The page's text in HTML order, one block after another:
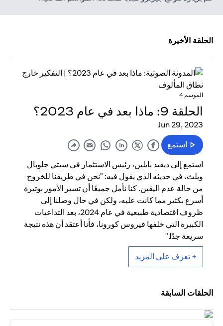
الحلقة الأخيرة
الموسم 4
الحلقة 9: ماذا بعد في عام 2023؟
Jun 29, 2023
استمع
استمع إلى ديفيد بايلين، رئيس الاستثمار في سيتي جلوبال
ويلث، في حديثه الذي يقول فيه: "نحن في طريقنا للخروج
من حالة عدم اليقين. كنا نأمل جميعًا أن تسير الأمور بوتيرة
أسرع بكثير مما كانت عليه، ولكن في حال وصلنا إلى
ظروف اقتصادية طبيعية في عام 2024، بعد التداعيات
الكبيرة التي خلفها فيروس كورونا، فأنا أعتقد أن هذه نتيجة
سريعة جدًا."
+ تعرف على المزيد
الحلقات السابقة